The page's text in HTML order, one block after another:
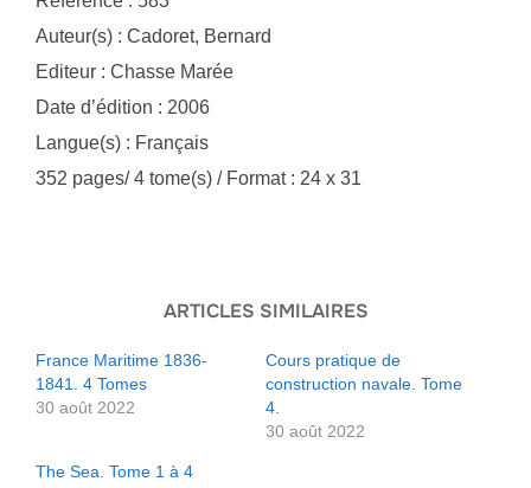
Auteur(s) : Cadoret, Bernard
Editeur : Chasse Marée
Date d’édition : 2006
Langue(s) : Français
352 pages/ 4 tome(s) / Format : 24 x 31
ARTICLES SIMILAIRES
France Maritime 1836-
1841. 4 Tomes
30 août 2022
Cours pratique de
construction navale. Tome
4.
30 août 2022
The Sea. Tome 1 à 4